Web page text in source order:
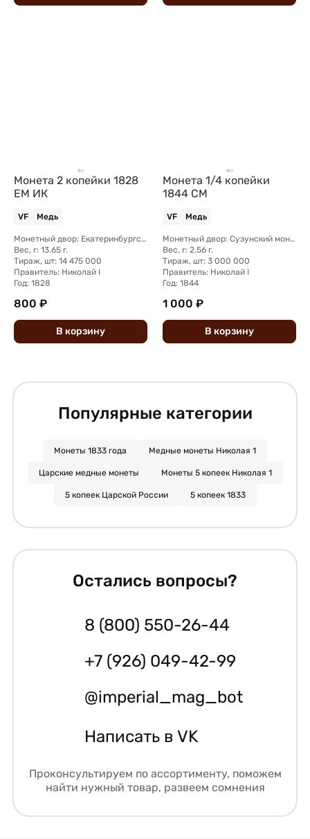
Монета 2 копейки 1828
ЕМ ИК
VF Медь
Монетный двор: Екатеринбургский монетный двор
Вес, г: 13.65 г.
Тираж, шт: 14 475 000
Правитель: Николай I
Год: 1828
800 ₽
В корзину
Монета 1/4 копейки
1844 СМ
VF Медь
Монетный двор: Сузунский монетный двор (Сибирь)
Вес, г: 2.56 г.
Тираж, шт: 3 000 000
Правитель: Николай I
Год: 1844
1 000 ₽
В корзину
Популярные категории
Монеты 1833 года Медные монеты Николая 1
Царские медные монеты Монеты 5 копеек Николая 1
5 копеек Царской России 5 копеек 1833
Остались вопросы?
8 (800) 550-26-44
+7 (926) 049-42-99
@imperial_mag_bot
Написать в VK
Проконсультируем по ассортименту, поможем
найти нужный товар, развеем сомнения